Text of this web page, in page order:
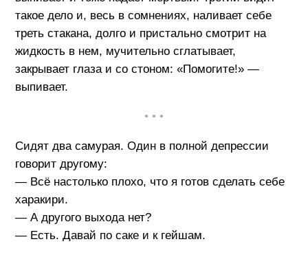
такое дело и, весь в сомнениях, наливает себе
треть стакана, долго и пристально смотрит на
жидкость в нем, мучительно сглатывает,
закрывает глаза и со стоном: «Помогите!» —
выпивает.
• • •
Сидят два самурая. Один в полной депрессии
говорит другому:
— Всё настолько плохо, что я готов сделать себе
харакири.
— А другого выхода нет?
— Есть. Давай по саке и к гейшам.